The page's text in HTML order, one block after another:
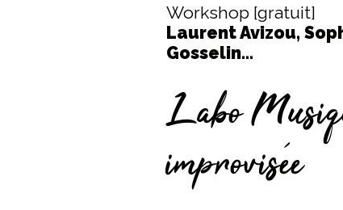
Workshop [gratuit]
Laurent Avizou,
Gosselin...
Labo
improvisée